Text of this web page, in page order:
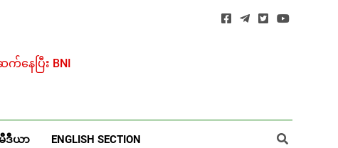
ေပြီး BNI
ဒီယာ ENGLISH SECTION